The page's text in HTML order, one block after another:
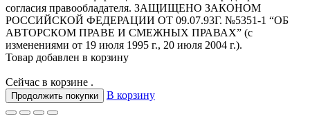
согласия правообладателя. ЗАЩИЩЕНО ЗАКОНОМ
РОССИЙСКОЙ ФЕДЕРАЦИИ ОТ 09.07.93Г. №5351-1 “ОБ
АВТОРСКОМ ПРАВЕ И СМЕЖНЫХ ПРАВАХ” (с
изменениями от 19 июля 1995 г., 20 июля 2004 г.).
Товар добавлен в корзину
Сейчас в корзине .
Продолжить покупки В корзину